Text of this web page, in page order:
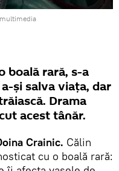
boală rară, s-a
şi salva viaţa, dar
Drama
acest tânăr.
Crainic. Călin
cu o boală rară: